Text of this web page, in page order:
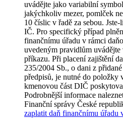
uvádějte jako variabilní
jakýchkoliv mezer, pomlček
10 číslic v řadě za sebou.
IČ. Pro specifický případ
finančnímu úřadu v rámci
uvedeným pravidlům
příkazu. Při placení zajištění
235/2004 Sb., o dani z
předpisů, je nutné do
kmenovou část DIČ
Podrobnější informace
Finanční správy České
zaplatit daň finančnímu úřadu